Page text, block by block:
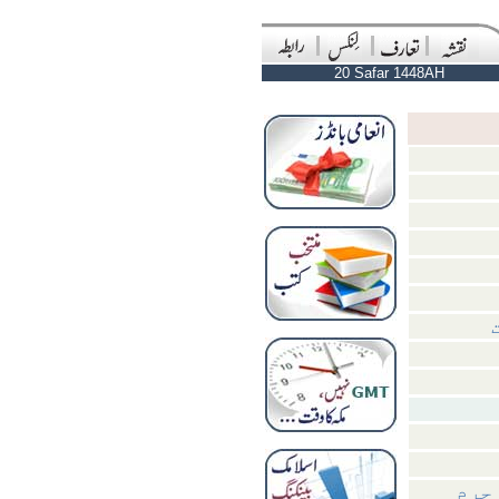
20 Safar 1448AH